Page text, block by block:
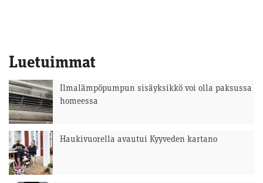
Luetuimmat
Ilmalämpöpumpun sisäyksikkö voi olla paksussa
homeessa
Haukivuorella avautui Kyyveden kartano